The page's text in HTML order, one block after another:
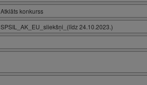
Atklāts konkurss
SPSIL_AK_EU_sliekšņi_(līdz 24.10.2023.)